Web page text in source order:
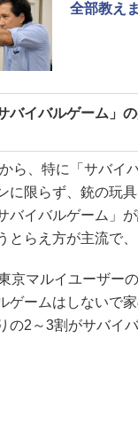
全部教え
バイバルゲーム」
ら、特に「サバイ
に限らず、銃の玩
バイバルゲーム」
とらえ方が主流で
京マルイユーザー
ゲームはしないで
の2～3割がサバイ